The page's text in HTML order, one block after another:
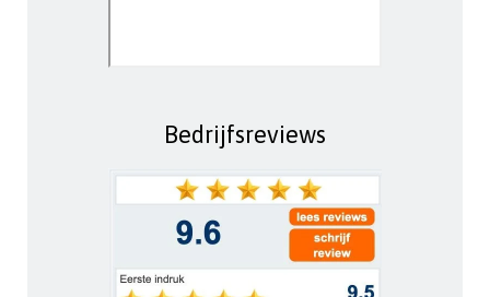
Bedrijfsreviews